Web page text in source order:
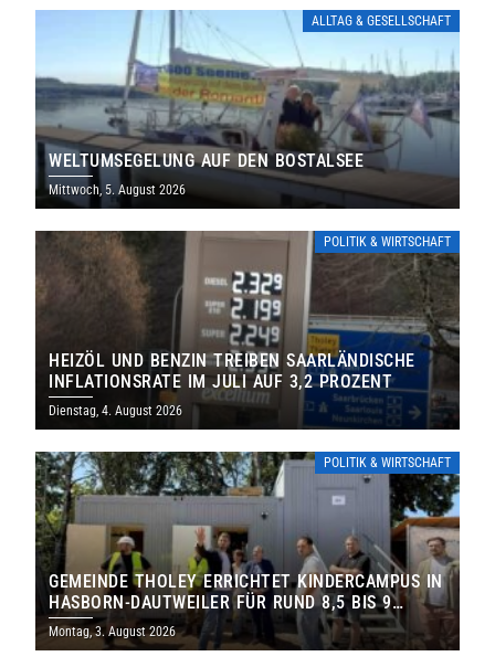
ALLTAG & GESELLSCHAFT
WELTUMSEGELUNG AUF DEN BOSTALSEE
Mittwoch, 5. August 2026
POLITIK & WIRTSCHAFT
HEIZÖL UND BENZIN TREIBEN SAARLÄNDISCHE
INFLATIONSRATE IM JULI AUF 3,2 PROZENT
Dienstag, 4. August 2026
POLITIK & WIRTSCHAFT
GEMEINDE THOLEY ERRICHTET KINDERCAMPUS IN
HASBORN-DAUTWEILER FÜR RUND 8,5 BIS 9
MILLIONEN EURO
Montag, 3. August 2026